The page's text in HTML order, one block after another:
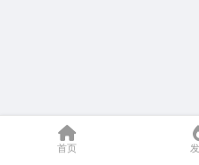
首页